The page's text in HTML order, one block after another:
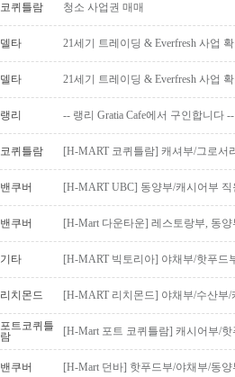
코퀴틀람 청소 사업권 매매
델타 21세기 트레이딩 & Everfresh 사업
델타 21세기 트레이딩 & Everfresh 사업
랭리 -- 랭리 Gratia Cafe에서 구인합니다 --
코퀴틀람 [H-MART 코퀴틀람] 캐셔부/그로서
밴쿠버 [H-MART UBC] 동양부/캐시어부
밴쿠버 [H-Mart 다운타운] 레스토랑부, 동
기타 [H-MART 빅토리아] 야채부/핫푸드
리치몬드 [H-MART 리치몬드] 야채부/수산부
포트코퀴틀
람
[H-Mart 포트 코퀴틀람] 캐시어부/
밴쿠버 [H-Mart 던바] 핫푸드부/야채부/동